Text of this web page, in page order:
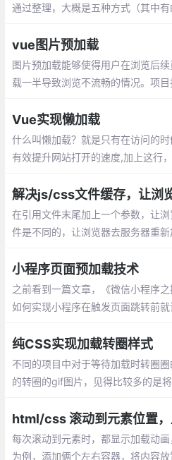
通过整理，大概是五种方式（其中
vue图片预加载
图片预加载能够使得用户在浏览后
载一半导致浏览不流畅的情况。项
Vue实现懒加载
什么叫懒加载？就是只有在访问的
有效提升网站打开的速度,加上这行
在引用文件末尾加上一个参数，让
件是不同的，让浏览器去服务器重
小程序页面预加载技术
之前看到一篇文章，《微信小程序
如何实现小程序在触发页面跳转前
小程序页面中预加载。这种技术
纯CSS实现加载转圈样式
不同的项目中对于等待加载时转圈
的转圈的gif图片，见得比较多的是
要用CSS做一个。
html/css 滚动到元素位置
每次滚动到元素时，都显示加载动
为例，添加俩个左右容器，将内容放